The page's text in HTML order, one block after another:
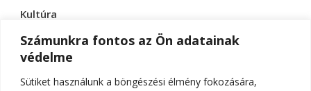
Számunkra fontos az Ön adatainak
védelme
Sütiket használunk a böngészési élmény fokozására,
Kultúra
Sport